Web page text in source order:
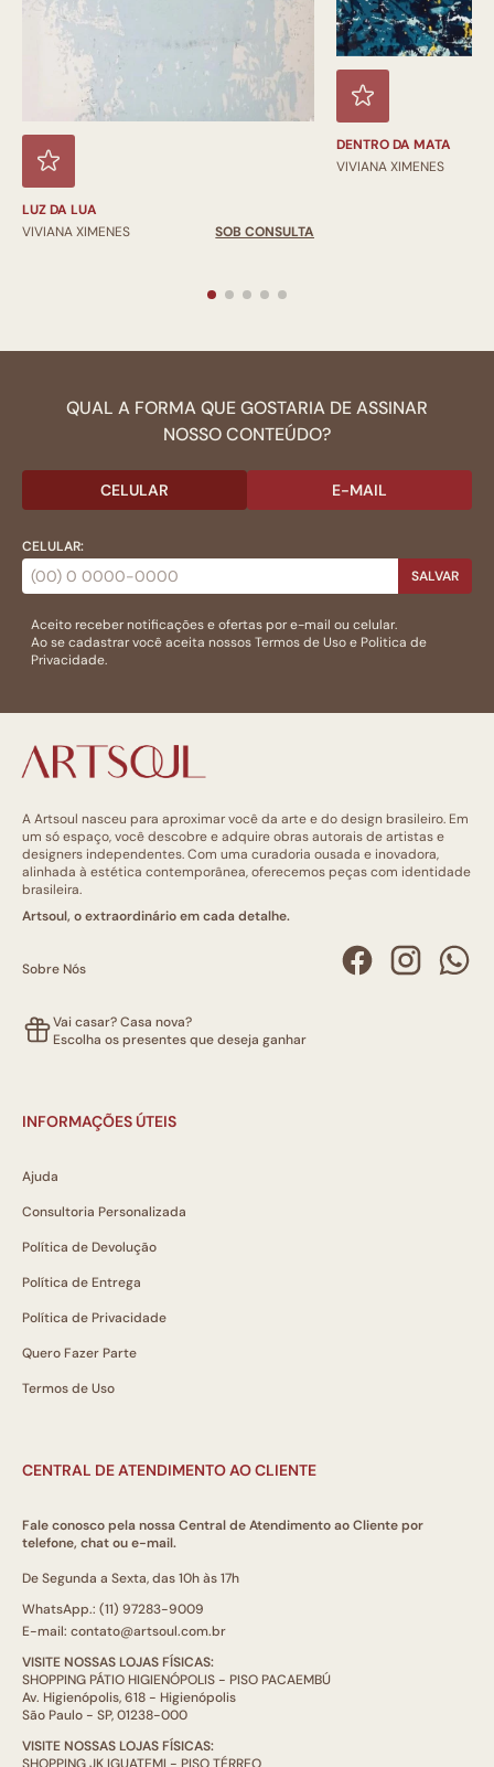
LUZ DA LUA
VIVIANA XIMENES
SOB CONSULTA
DENTRO DA MATA
VIVIANA XIMENES
QUAL A FORMA QUE GOSTARIA DE ASSINAR
NOSSO CONTEÚDO?
CELULAR E-MAIL
CELULAR:
SALVAR
Aceito receber notificações e ofertas por e-mail ou celular.
Ao se cadastrar você aceita nossosTermos de Usoe Politica de
Privacidade.
A Artsoul nasceu para aproximar você da arte e do design brasileiro. Em
um só espaço, você descobre e adquire obras autorais de artistas e
designers independentes. Com uma curadoria ousada e inovadora,
alinhada à estética contemporânea, oferecemos peças com identidade
brasileira.
Artsoul, o extraordinário em cada detalhe.
Sobre Nós
Vai casar? Casa nova?
Escolha os presentes que deseja ganhar
INFORMAÇÕES ÚTEIS
Ajuda
Consultoria Personalizada
Política de Devolução
Política de Entrega
Política de Privacidade
Quero Fazer Parte
Termos de Uso
CENTRAL DE ATENDIMENTO AO CLIENTE
Fale conosco pela nossa Central de Atendimento ao Cliente por
telefone, chat ou e-mail.
De Segunda a Sexta, das 10h às 17h
WhatsApp.: (11) 97283-9009
E-mail: contato@artsoul.com.br
VISITE NOSSAS LOJAS FÍSICAS:
SHOPPING PÁTIO HIGIENÓPOLIS - PISO PACAEMBÚ
Av. Higienópolis, 618 - Higienópolis
São Paulo - SP, 01238-000
VISITE NOSSAS LOJAS FÍSICAS: